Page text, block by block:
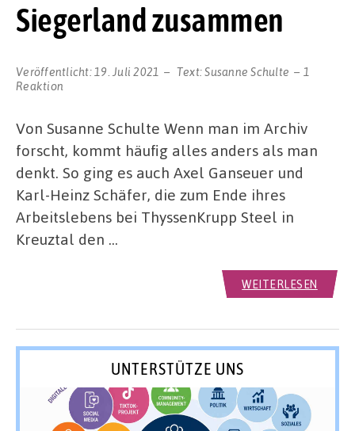
Siegerland zusammen
Veröffentlicht: 19. Juli 2021 Text:Susanne Schulte
1
Reaktion
Von Susanne Schulte Wenn man im Archiv
forscht, kommt häufig alles anders als man
denkt. So ging es auch Axel Ganseuer und
Karl-Heinz Schäfer, die zum Ende ihres
Arbeitslebens bei ThyssenKrupp Steel in
Kreuztal den …
WEITERLESEN
UNTERSTÜTZE UNS